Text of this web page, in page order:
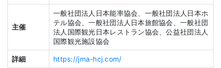
主催
一般社団法人日本能率協会、一般社団法人日本ホ
テル協会、一般社団法人日本旅館協会、一般社団
法人国際観光日本レストラン協会、公益社団法人
国際観光施設協会
詳細 https://jma-hcj.com/